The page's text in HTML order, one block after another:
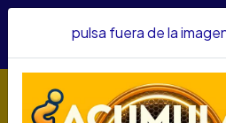
confianza&nbsp;Recibe un KIT
pulsa fuera de la